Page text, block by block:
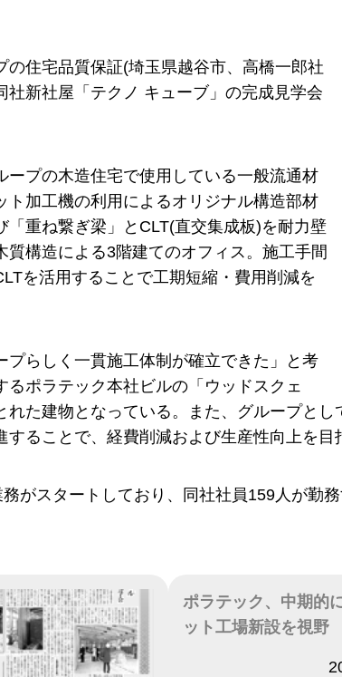
の住宅品質保証(埼玉県越谷市、高橋一郎社
社新社屋「テクノ キューブ」の完成見学会
ープの木造住宅で使用している一般流通材
ト加工機の利用によるオリジナル構造部材
「重ね繋ぎ梁」とCLT(直交集成板)を耐力壁
質構造による3階建てのオフィス。施工手間
を活用することで工期短縮・費用削減を
プらしく一貫施工体制が確立できた」と考
るポラテック本社ビルの「ウッドスクェ
れた建物となっている。また、グループと
することで、経費削減および生産性向上を目
がスタートしており、同社社員159人が勤
ポラテック、中期的
ット工場新設を視野